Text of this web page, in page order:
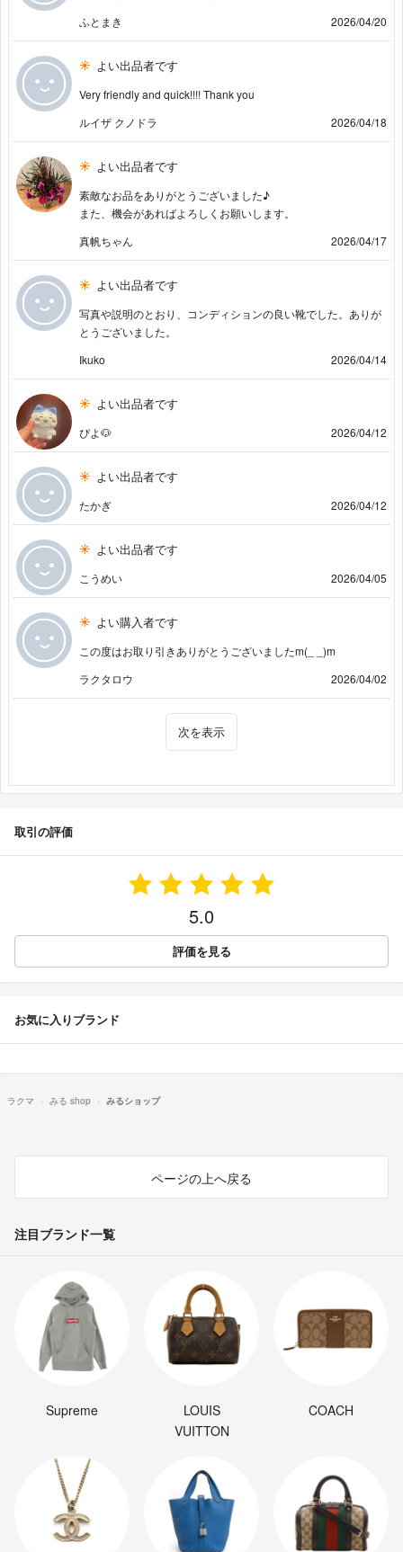
ふとまき
2026/04/20
よい出品者です
Very friendly and quick!!!! Thank you
ルイザ クノドラ
2026/04/18
よい出品者です
素敵なお品をありがとうございました♪
また、機会があればよろしくお願いします。
真帆ちゃん
2026/04/17
よい出品者です
写真や説明のとおり、コンディションの良い靴でした。ありが
とうございました。
Ikuko
2026/04/14
よい出品者です
ぴよ🐶 2026/04/12
よい出品者です
たかぎ 2026/04/12
よい出品者です
こうめい 2026/04/05
よい購入者です
この度はお取り引きありがとうございましたm(_ _)m
ラクタロウ
2026/04/02
次を表示
取引の評価
5.0
評価を見る
お気に入りブランド
ラクマ みる shop みるショップ
ページの上へ戻る
注目ブランド一覧
Supreme
LOUIS
VUITTON
COACH